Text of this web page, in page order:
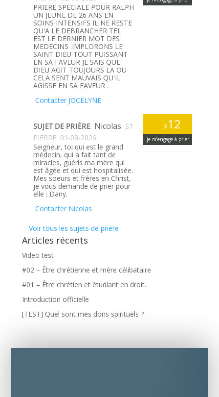
PRIERE SPECIALE POUR RALPH
UN JEUNE DE 26 ANS EN
SOINS INTENSIFS IL NE RESTE
QU'A LE DEBRANCHER TEL
EST LE DERNIER MOT DES
MEDECINS .IMPLORONS LE
SAINT DIEU TOUT PUISSANT
EN SA FAVEUR JE SAIS QUE
DIEU AGIT TOUJOURS LA OU
CELA SENT MAUVAIS QU'IL
AGISSE EN SA FAVEUR .
Contacter JOCELYNE
x12
je m’engage à prier
SUJET DE PRIÈRE Nicolas ST
PIERRE 01-08-2026
Seigneur, toi qui est le grand
médecin, qui a fait tant de
miracles, guéris ma mère qui
est âgée et qui est hospitalisée.
Mes soeurs et frères en Christ,
je vous demande de prier pour
elle : Dany.
Contacter Nicolas
Voir tous les sujets de prière
Articles récents
Video test
#02 – Être chrétienne et mère célibataire
#01 – Être chrétien et étudiant en droit.
Introduction officielle
[TEST] Quel sont mes dons spirituels ?